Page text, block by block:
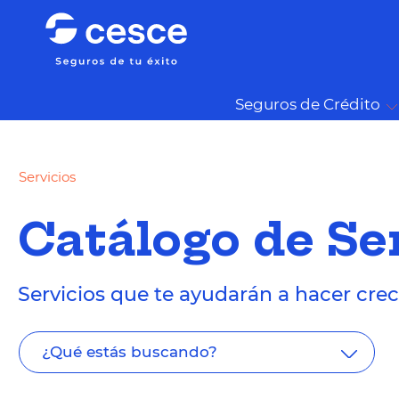
Seguros de Crédito
Servicios
Catálogo de
Servicios que te ayudarán a hacer
¿Qué estás buscando?